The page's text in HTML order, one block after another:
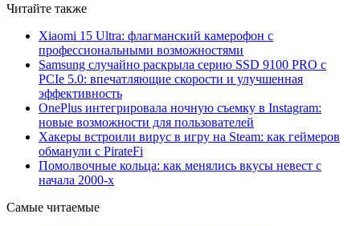
Читайте также
Xiaomi 15 Ultra: флагманский камерофон с
профессиональными возможностями
Samsung случайно раскрыла серию SSD 9100 PRO с
PCIe 5.0: впечатляющие скорости и улучшенная
эффективность
OnePlus интегрировала ночную съемку в Instagram:
новые возможности для пользователей
Хакеры встроили вирус в игру на Steam: как геймеров
обманули с PirateFi
Помолвочные кольца: как менялись вкусы невест с
начала 2000-х
Самые читаемые